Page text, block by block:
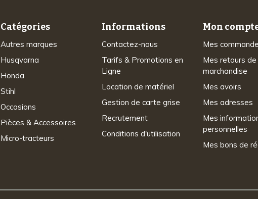
Catégories
Autres marques
Husqvarna
Honda
Stihl
Occasions
Pièces & Accessoires
Micro-tracteurs
Informations
Contactez-nous
Tarifs & Promotions en
Ligne
Location de matériel
Gestion de carte grise
Recrutement
Conditions d'utilisation
Mon
Mes
Mes retours de
marchandise
Mes avoirs
Mes adresses
Mes
personnelles
Mes bons de